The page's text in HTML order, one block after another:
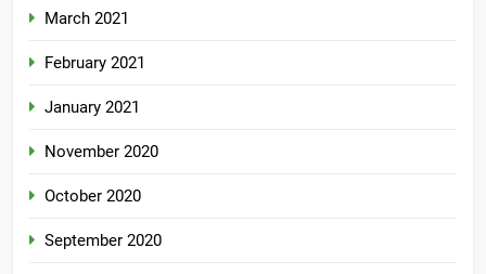
March 2021
February 2021
January 2021
November 2020
October 2020
September 2020